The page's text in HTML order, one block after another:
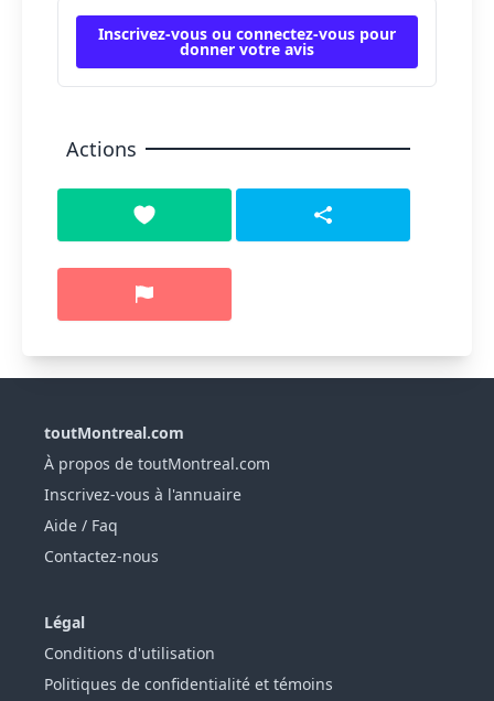
Inscrivez-vous ou connectez-vous pour
donner votre avis
Actions
toutMontreal.com
À propos de toutMontreal.com
Inscrivez-vous à l'annuaire
Aide / Faq
Contactez-nous
Légal
Conditions d'utilisation
Politiques de confidentialité et témoins